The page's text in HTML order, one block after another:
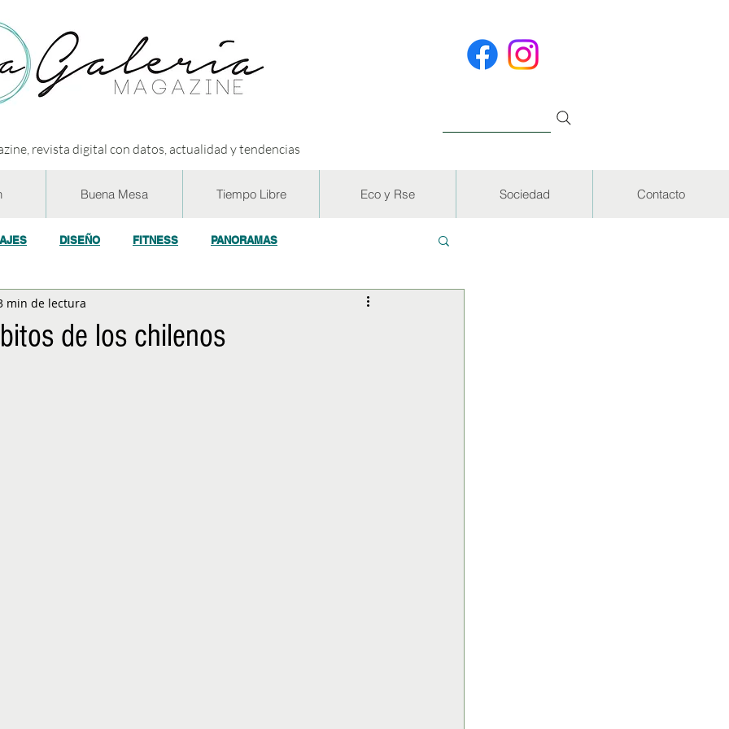
revista digital con datos, actualidad y tendencias
Buena Mesa Tiempo Libre Eco y Rse Sociedad Contacto
DISEÑO FITNESS PANORAMAS
ECO y RSE ENTREVISTAS
de los chilenos
min de lectura